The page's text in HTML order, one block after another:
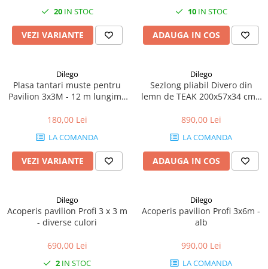
20IN STOC
VEZI VARIANTE
10IN STOC
ADAUGA IN COS
Dilego
Plasa tantari muste pentru
Pavilion 3x3M - 12 m lungime
180,00 Lei
LA COMANDA
VEZI VARIANTE
Dilego
Sezlong pliabil Divero din
lemn de TEAK 200x57x34 cm -
890,00 Lei
LA COMANDA
ADAUGA IN COS
Dilego
Acoperis pavilion Profi 3 x 3 m
- diverse culori
690,00 Lei
2 IN STOC
Dilego
Acoperis pavilion Profi 3x6m -
alb
990,00 Lei
LA COMANDA